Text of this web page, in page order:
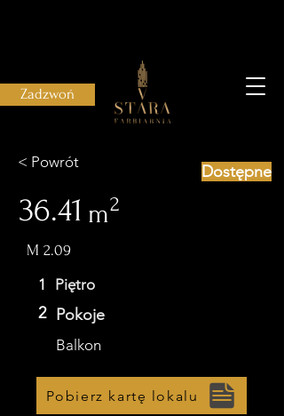
Zadzwoń
< Powrót
36.41 m
M 2.09
1 Piętro
2 Pokoje
Balkon
Pobierz kartę lokalu
Dostępne
2